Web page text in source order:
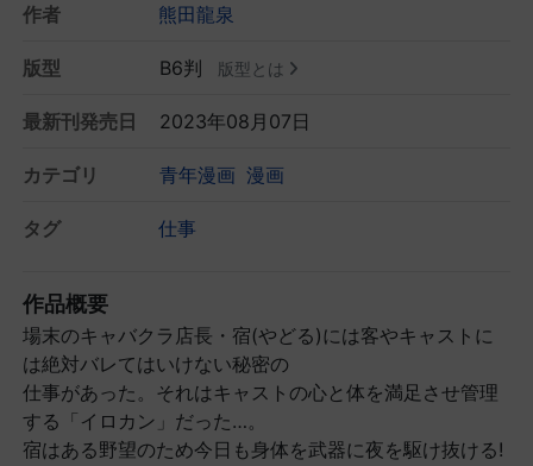
作者 熊田龍泉
版型 B6判 版型とは
最新刊発売日 2023年08月07日
カテゴリ 青年漫画 漫画
タグ 仕事
作品概要
場末のキャバクラ店長・宿(やどる)には客やキャストに
は絶対バレてはいけない秘密の
仕事があった。それはキャストの心と体を満足させ管理
する「イロカン」だった…。
宿はある野望のため今日も身体を武器に夜を駆け抜ける!